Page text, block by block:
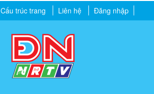
Cấu trúc trang Liên hệ Đăng nhập